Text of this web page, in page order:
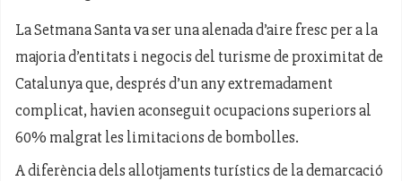
La Setmana Santa va ser una alenada d’aire fresc per a la
majoria d’entitats i negocis del turisme de proximitat de
Catalunya que, després d’un any extremadament
complicat, havien aconseguit ocupacions superiors al
60% malgrat les limitacions de bombolles.
A diferència dels allotjaments turístics de la demarcació